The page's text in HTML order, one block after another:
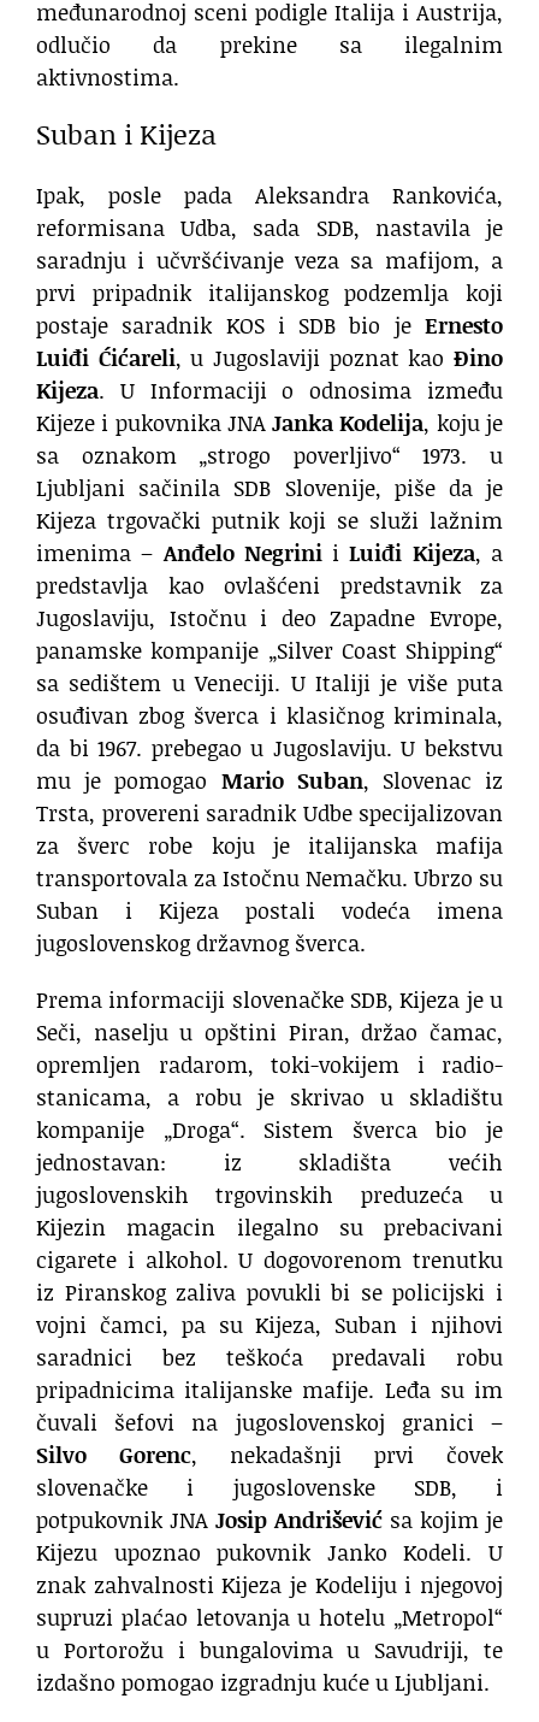
međunarodnoj sceni podigle Italija i Austrija,
odlučio da prekine sa ilegalnim
aktivnostima.
Suban i Kijeza
Ipak, posle pada Aleksandra Rankovića,
reformisana Udba, sada SDB, nastavila je
saradnju i učvršćivanje veza sa mafijom, a
prvi pripadnik italijanskog podzemlja koji
postaje saradnik KOS i SDB bio je Ernesto
Luiđi Ćićareli, u Jugoslaviji poznat kaoĐino
Kijeza. U Informaciji o odnosima između
Kijeze i pukovnika JNAJanka Kodelija, koju je
sa oznakom „strogo poverljivo“ 1973. u
Ljubljani sačinila SDB Slovenije, piše da je
Kijeza trgovački putnik koji se služi lažnim
imenima –Anđelo NegriniiLuiđi Kijeza, a
predstavlja kao ovlašćeni predstavnik za
Jugoslaviju, Istočnu i deo Zapadne Evrope,
panamske kompanije „Silver Coast Shipping“
sa sedištem u Veneciji. U Italiji je više puta
osuđivan zbog šverca i klasičnog kriminala,
da bi 1967. prebegao u Jugoslaviju. U bekstvu
mu je pomogao Mario Suban, Slovenac iz
Trsta, provereni saradnik Udbe specijalizovan
za šverc robe koju je italijanska mafija
transportovala za Istočnu Nemačku. Ubrzo su
Suban i Kijeza postali vodeća imena
jugoslovenskog državnog šverca.
Prema informaciji slovenačke SDB, Kijeza je u
Seči, naselju u opštini Piran, držao čamac,
opremljen radarom, toki-vokijem i radio-
stanicama, a robu je skrivao u skladištu
kompanije „Droga“. Sistem šverca bio je
jednostavan: iz skladišta većih
jugoslovenskih trgovinskih preduzeća u
Kijezin magacin ilegalno su prebacivani
cigarete i alkohol. U dogovorenom trenutku
iz Piranskog zaliva povukli bi se policijski i
vojni čamci, pa su Kijeza, Suban i njihovi
saradnici bez teškoća predavali robu
pripadnicima italijanske mafije. Leđa su im
čuvali šefovi na jugoslovenskoj granici –
Silvo Gorenc, nekadašnji prvi čovek
slovenačke i jugoslovenske SDB, i
potpukovnik JNA Josip Andrišević sa kojim je
Kijezu upoznao pukovnik Janko Kodeli. U
znak zahvalnosti Kijeza je Kodeliju i njegovoj
supruzi plaćao letovanja u hotelu „Metropol“
u Portorožu i bungalovima u Savudriji, te
izdašno pomogao izgradnju kuće u Ljubljani.